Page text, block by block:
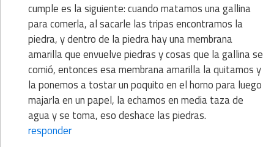
cumple es la siguiente: cuando matamos una gallina
para comerla, al sacarle las tripas encontramos la
piedra, y dentro de la piedra hay una membrana
amarilla que envuelve piedras y cosas que la gallina se
comió, entonces esa membrana amarilla la quitamos y
la ponemos a tostar un poquito en el horno para luego
majarla en un papel, la echamos en media taza de
agua y se toma, eso deshace las piedras.
responder